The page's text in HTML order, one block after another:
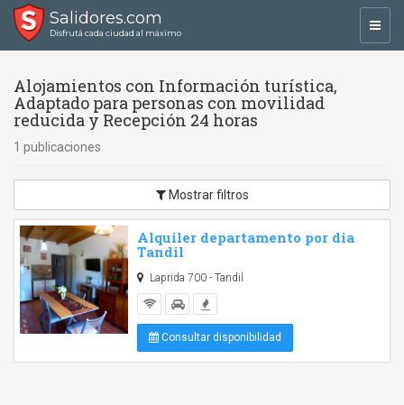
Salidores.com
Disfrutá cada ciudad al máximo
Alojamientos con Información turística,
Adaptado para personas con movilidad
reducida y Recepción 24 horas
1 publicaciones
Mostrar filtros
Alquiler departamento por dia
Tandil
Laprida 700 - Tandil
Consultar disponibilidad